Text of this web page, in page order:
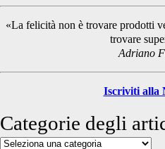
Sidebar
«La felicità non è trovare prodotti
trovare
Adriano
Iscriviti alla
Categorie degli
Categorie